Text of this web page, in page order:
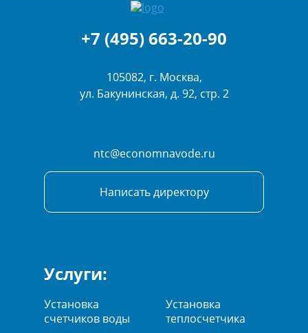
+7 (495) 663-20-90
105082, г. Москва,
ул. Бакунинская, д. 92, стр. 2
ntc@economnavode.ru
Написать директору
Услуги:
Установка
счетчиков воды
Установка
теплосчетчика